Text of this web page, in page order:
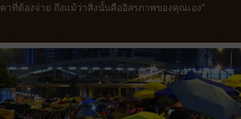
าที่ต้องจ่าย ถึงแม้ว่าสิ่งนั้นคืออิสรภาพของคุณเอง"